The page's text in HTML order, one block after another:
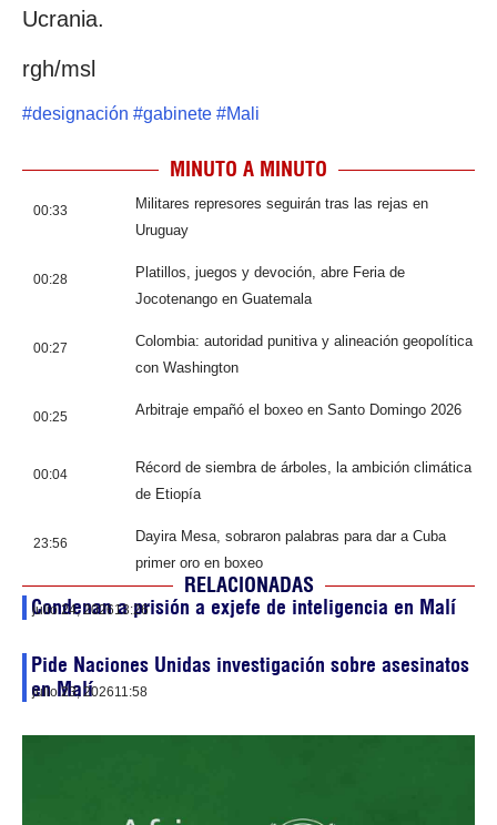
Ucrania.
rgh/msl
#designación #gabinete #Mali
MINUTO A MINUTO
00:33
Militares represores seguirán tras las rejas en
Uruguay
00:28
Platillos, juegos y devoción, abre Feria de
Jocotenango en Guatemala
00:27
Colombia: autoridad punitiva y alineación geopolítica
con Washington
00:25 Arbitraje empañó el boxeo en Santo Domingo 2026
00:04
Récord de siembra de árboles, la ambición climática
de Etiopía
23:56
Dayira Mesa, sobraron palabras para dar a Cuba
primer oro en boxeo
RELACIONADAS
Condenan a prisión a exjefe de inteligencia en Malí
julio 24, 202613:26
Pide Naciones Unidas investigación sobre asesinatos
en Malí
julio 23, 202611:58